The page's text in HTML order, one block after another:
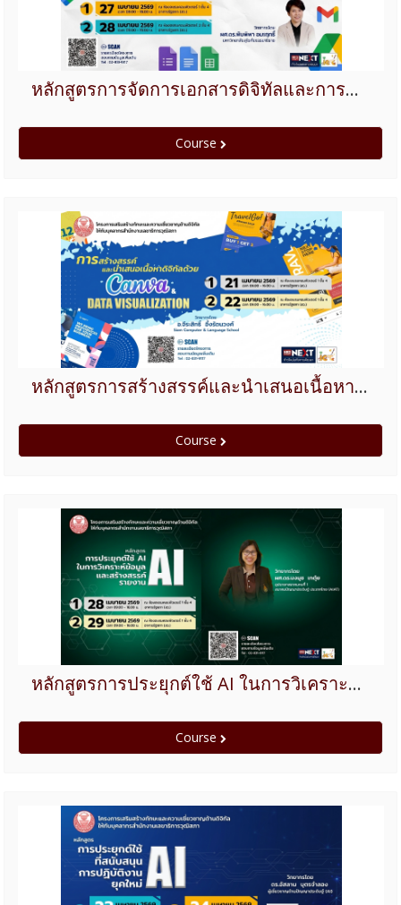
หลักสูตรการจัดการเอกสารดิจิทัลและการทำงานร่วมกันบนเอกสารออนไลน์ด้วย Google Workspace
Course
หลักสูตรการสร้างสรรค์และนำเสนอเนื้อหาดิจิทัลด้วย Canva & Data Visualization
Course
หลักสูตรการประยุกต์ใช้ AI ในการวิเคราะห์ข้อมูลและสร้างสรรค์รายงาน
Course